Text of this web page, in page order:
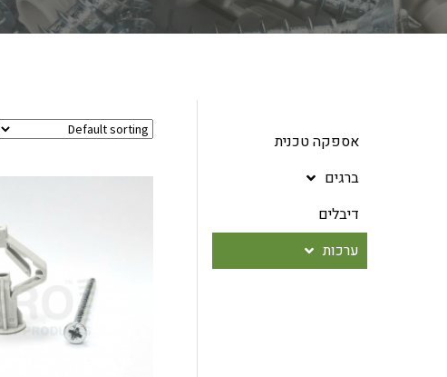
אספקה טכנית
ברגים
דיבלים
ערכות